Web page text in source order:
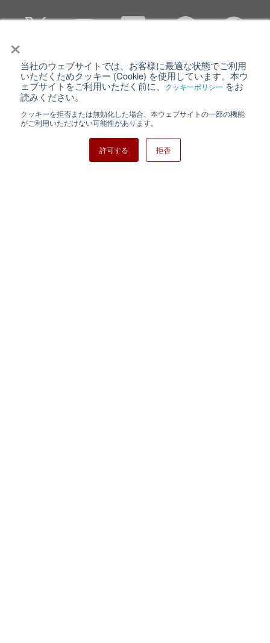
×
当社のウェブサイトでは、お客様に最適な状態でご利用
いただくためクッキー (Cookie) を使用しています。本ウ
ェブサイトをご利用いただく前に、
クッキーポリシー をお
読みください。
クッキーを拒否または無効化した場合、本ウェブサイトの一部の機能
がご利用いただけない可能性があります。
許可する 拒否
個人情報保護について ウェブサイト利用規約
クッキーポリシー
日清紡ホールディングス
Copyright ⓒ Nisshinbo Micro Devices Inc. All Rights Reserved.